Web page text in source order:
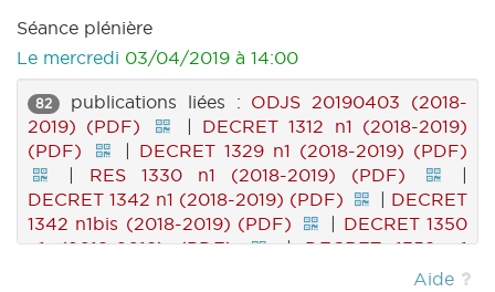
Séance plénière
Le mercredi 03/04/2019 à 14:00
82 publications liées : ODJS 20190403 (2018-
2019) (PDF)
| DECRET 1312 n1 (2018-2019)
(PDF)
| DECRET 1329 n1 (2018-2019) (PDF)
| RES 1330 n1 (2018-2019) (PDF)
|
DECRET 1342 n1 (2018-2019) (PDF)
| DECRET
1342 n1bis (2018-2019) (PDF)
| DECRET 1350
n1 (2018-2019) (PDF)
|DECRET 1359 n1
DECRET 1372 n1 (2018-
Aide